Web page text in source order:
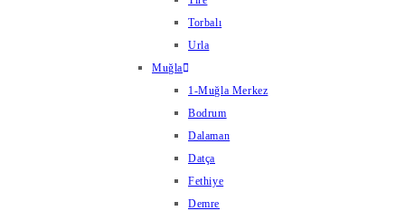
Torbalı
Urla
Muğla
1-Muğla Merkez
Bodrum
Dalaman
Datça
Fethiye
Demre